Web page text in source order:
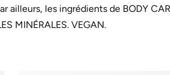
ailleurs, les ingrédients de BODY
MINÉRALES. VEGAN.